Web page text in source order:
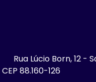
Rua Lúcio Born, 12 -
CEP 88.160-126